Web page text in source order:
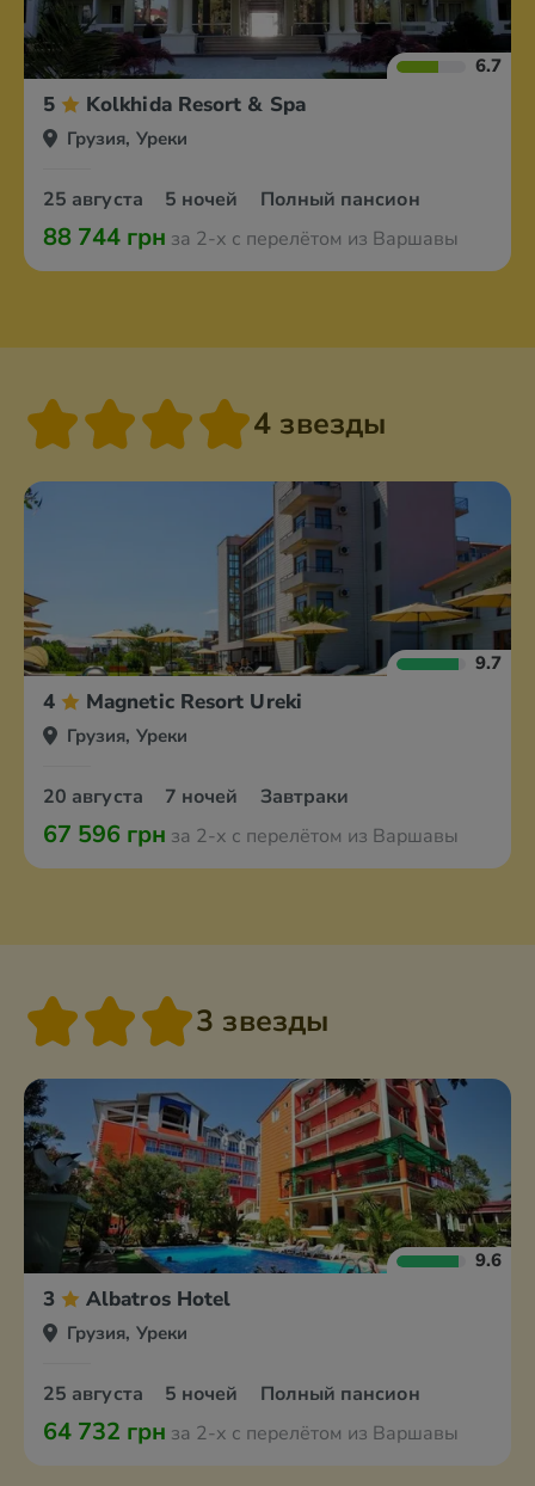
6.7
5 Kolkhida Resort & Spa
Грузия, Уреки
25 августа 5 ночей Полный пансион
88 744 грн за 2-х с перелётом из Варшавы
4 звезды
9.7
4 Magnetic Resort Ureki
Грузия, Уреки
20 августа 7 ночей Завтраки
67 596 грн за 2-х с перелётом из Варшавы
3 звезды
9.6
3 Albatros Hotel
Грузия, Уреки
25 августа 5 ночей Полный пансион
64 732 грн за 2-х с перелётом из Варшавы